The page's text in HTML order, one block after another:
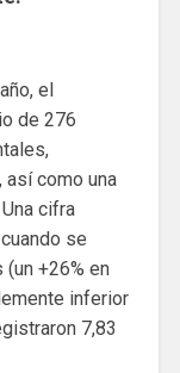
el
de 276
así como una
cifra
se
+26% en
inferior
7,83